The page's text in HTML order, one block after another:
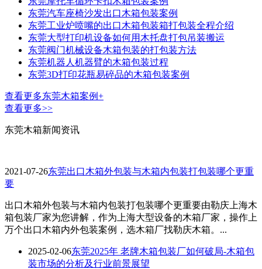
东莞汽车座椅沙发出口木箱包装案例
东莞工业炉喷嘴的出口木箱包装箱打包装全程介绍
东莞大型打印机设备如何用木托盘打包吊装搬运
东莞阀门机械设备木箱包装的打包装方法
东莞机器人机器臂的木箱包装过程
东莞3D打印花瓶易碎品的木箱包装案例
查看更多东莞木箱案例+
查看更多>>
东莞木箱新闻资讯
2021-07-26东莞出口木箱外包装与木箱内包装打包装哪个更重
要
出口木箱外包装与木箱内包装打包装哪个更重要由勒庆上海木
箱包装厂家为您讲解，作为上海大型设备的木箱厂家，操作上
万个出口木箱内外包装案例，选木箱厂找勒庆木箱。...
2025-02-06东莞2025年 老牌木箱包装厂如何破局-木箱包
装市场的分析及行业前景展望